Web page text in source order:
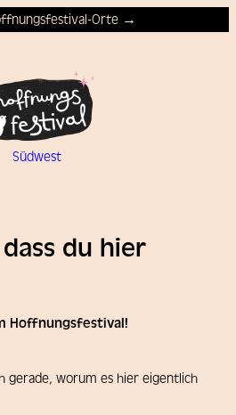
Orte →
Südwest
du hier
Hoffnungsfestival!
gerade, worum es hier eigentlich